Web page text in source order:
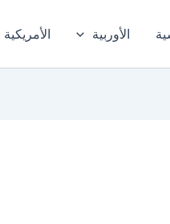
الأوربية الأمريكية